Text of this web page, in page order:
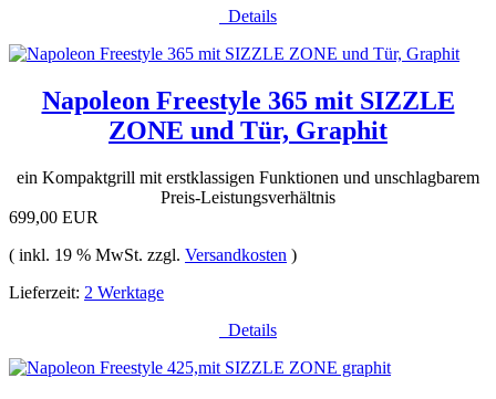
Details
Napoleon Freestyle 365 mit SIZZLE
ZONE und Tür, Graphit
ein Kompaktgrill mit erstklassigen Funktionen und unschlagbarem
Preis-Leistungsverhältnis
699,00 EUR
( inkl. 19 % MwSt. zzgl. Versandkosten )
Lieferzeit: 2 Werktage
Details